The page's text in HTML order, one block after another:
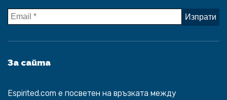
За сайта
Espirited.com e посветен на връзката между